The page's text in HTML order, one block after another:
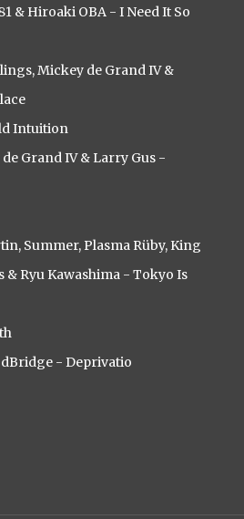
& Hiroaki OBA - I Need It So
Mickey de Grand IV &
Intuition
Grand IV & Larry Gus -
Summer, Plasma Rüby, King
& Ryu Kawashima - Tokyo Is
- Deprivatio